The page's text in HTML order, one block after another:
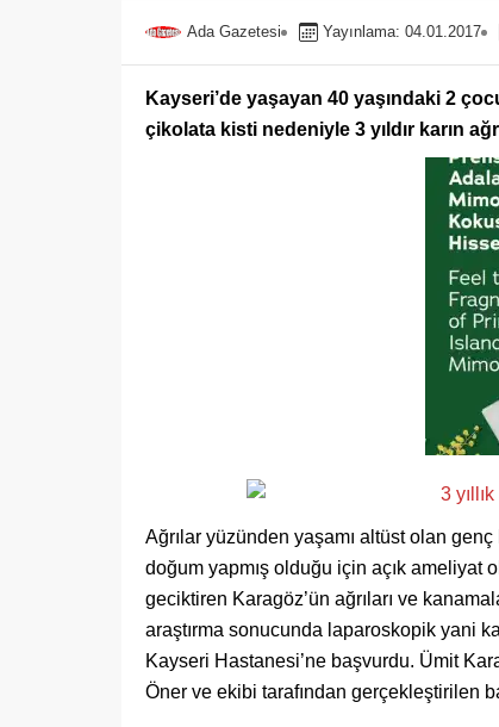
Ada Gazetesi Yayınlama: 04.01.2017
Kayseri’de yaşayan 40 yaşındaki 2
çikolata kisti nedeniyle 3 yıldır karın
Ağrılar yüzünden yaşamı altüst olan
doğum yapmış olduğu için açık ameliyat
geciktiren Karagöz’ün ağrıları ve
araştırma sonucunda laparoskopik yani
Kayseri Hastanesi’ne başvurdu. Ümit
Öner ve ekibi tarafından gerçekleştirilen